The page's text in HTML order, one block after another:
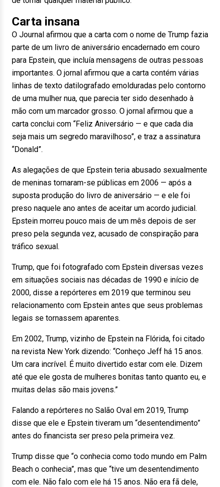
Carta insana
O Journal afirmou que a carta com o nome de Trump fazia
parte de um livro de aniversário encadernado em couro
para Epstein, que incluía mensagens de outras pessoas
importantes. O jornal afirmou que a carta contém várias
linhas de texto datilografado emolduradas pelo contorno
de uma mulher nua, que parecia ter sido desenhado à
mão com um marcador grosso. O jornal afirmou que a
carta conclui com “Feliz Aniversário — e que cada dia
seja mais um segredo maravilhoso”, e traz a assinatura
“Donald”.
As alegações de que Epstein teria abusado sexualmente
de meninas tornaram-se públicas em 2006 — após a
suposta produção do livro de aniversário — e ele foi
preso naquele ano antes de aceitar um acordo judicial.
Epstein morreu pouco mais de um mês depois de ser
preso pela segunda vez, acusado de conspiração para
tráfico sexual.
Trump, que foi fotografado com Epstein diversas vezes
em situações sociais nas décadas de 1990 e início de
2000, disse a repórteres em 2019 que terminou seu
relacionamento com Epstein antes que seus problemas
legais se tornassem aparentes.
Em 2002, Trump, vizinho de Epstein na Flórida, foi citado
na revista New York dizendo: “Conheço Jeff há 15 anos.
Um cara incrível. É muito divertido estar com ele. Dizem
até que ele gosta de mulheres bonitas tanto quanto eu, e
muitas delas são mais jovens.”
Falando a repórteres no Salão Oval em 2019, Trump
disse que ele e Epstein tiveram um “desentendimento”
antes do financista ser preso pela primeira vez.
Trump disse que “o conhecia como todo mundo em Palm
Beach o conhecia”, mas que “tive um desentendimento
com ele. Não falo com ele há 15 anos. Não era fã dele,